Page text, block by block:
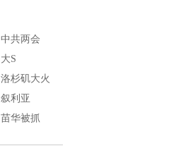
中共两会
大S
洛杉矶大火
叙利亚
苗华被抓